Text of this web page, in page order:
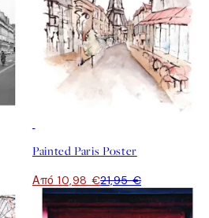
Painted Paris Poster
Από 10,98 €21,95 €